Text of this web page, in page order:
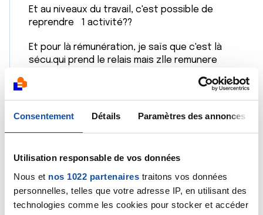
Consentement Détails Paramètres des annonces
Utilisation responsable de vos données
Nous et nos 1022 partenaires traitons vos données
personnelles, telles que votre adresse IP, en utilisant des
technologies comme les cookies pour stocker et accéder
Et au niveaux du travail, c'est possible de
reprendre 1 activité??
Et pour là rémunération, je saïs que c'est là
sécu.qui prend le relais mais zlle remunere
Citer
Moufette
05/08/2023 - 18:51